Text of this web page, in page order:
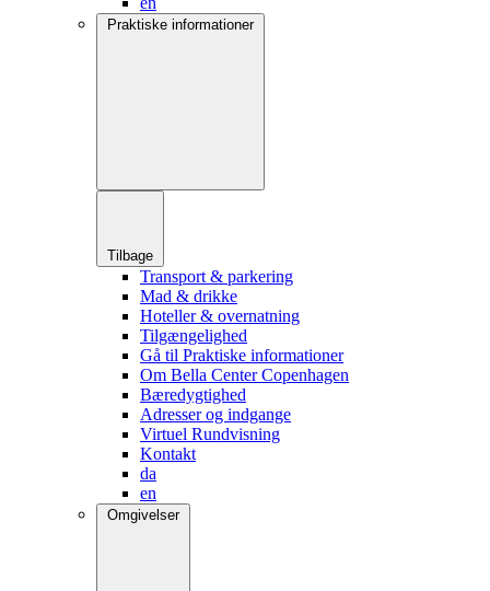
Praktiske informationer
Tilbage
Transport & parkering
Mad & drikke
Hoteller & overnatning
Tilgængelighed
Gå til Praktiske informationer
Om Bella Center Copenhagen
Bæredygtighed
Adresser og indgange
Virtuel Rundvisning
Kontakt
da
en
Omgivelser